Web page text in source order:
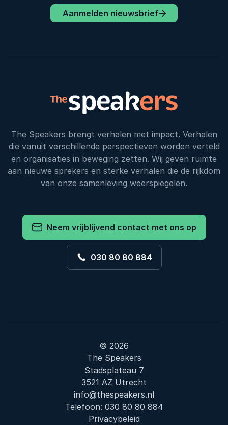
Aanmelden nieuwsbrief
The Speakers brengt verhalen met impact. Verhalen
die vanuit verschillende perspectieven worden verteld
en organisaties in beweging zetten. Wij geven ruimte
aan nieuwe sprekers en sterke verhalen die de rijkdom
van onze samenleving weerspiegelen.
Neem vrijblijvend contact met ons op
030 80 80 884
© 2026
The Speakers
Stadsplateau 7
3521 AZ Utrecht
info@thespeakers.nl
Telefoon: 030 80 80 884
Privacybeleid